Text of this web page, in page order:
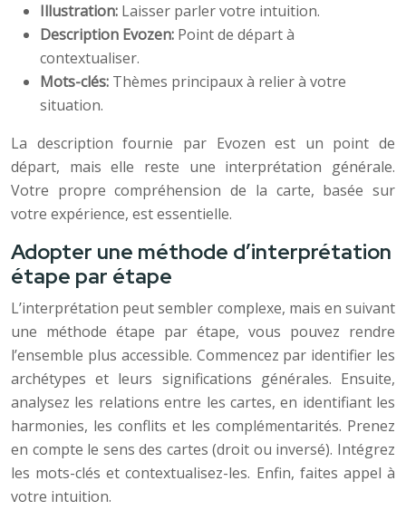
Illustration: Laisser parler votre intuition.
Description Evozen: Point de départ à
contextualiser.
Mots-clés: Thèmes principaux à relier à votre
situation.
La description fournie par Evozen est un point de
départ, mais elle reste une interprétation générale.
Votre propre compréhension de la carte, basée sur
votre expérience, est essentielle.
Adopter une méthode d’interprétation
étape par étape
L’interprétation peut sembler complexe, mais en suivant
une méthode étape par étape, vous pouvez rendre
l’ensemble plus accessible. Commencez par identifier les
archétypes et leurs significations générales. Ensuite,
analysez les relations entre les cartes, en identifiant les
harmonies, les conflits et les complémentarités. Prenez
en compte le sens des cartes (droit ou inversé). Intégrez
les mots-clés et contextualisez-les. Enfin, faites appel à
votre intuition.